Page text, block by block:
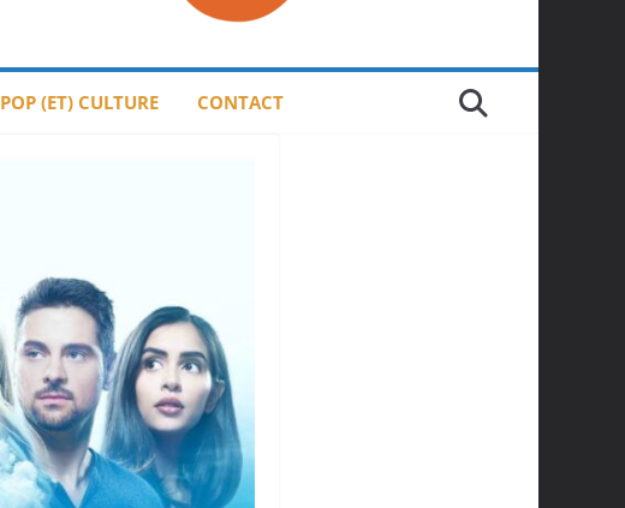
POP (ET) CULTURE CONTACT